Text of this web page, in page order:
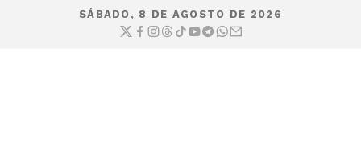
SÁBADO, 8 DE AGOSTO DE 2026